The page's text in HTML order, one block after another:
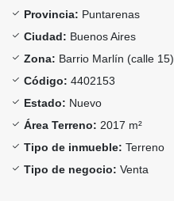
Provincia: Puntarenas
Ciudad: Buenos Aires
Zona: Barrio Marlín (calle 15)
Código: 4402153
Estado: Nuevo
Área Terreno: 2017 m²
Tipo de inmueble: Terreno
Tipo de negocio: Venta